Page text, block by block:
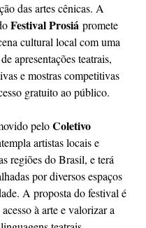
das artes cênicas. A
Festival Prosiá promete
cultural local com uma
apresentações teatrais,
e mostras competitivas
gratuito ao público.
pelo Coletivo
artistas locais e
regiões do Brasil, e terá
por diversos espaços
A proposta do festival é
à arte e valorizar a